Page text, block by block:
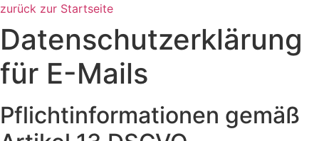
zurück zur Startseite
Datenschutzerklärung
für E-Mails
Pflichtinformationen gemäß